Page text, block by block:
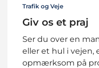
Trafik og Veje
Giv os et praj
Ser du over en
eller et hul i vejen,
opmærksom på